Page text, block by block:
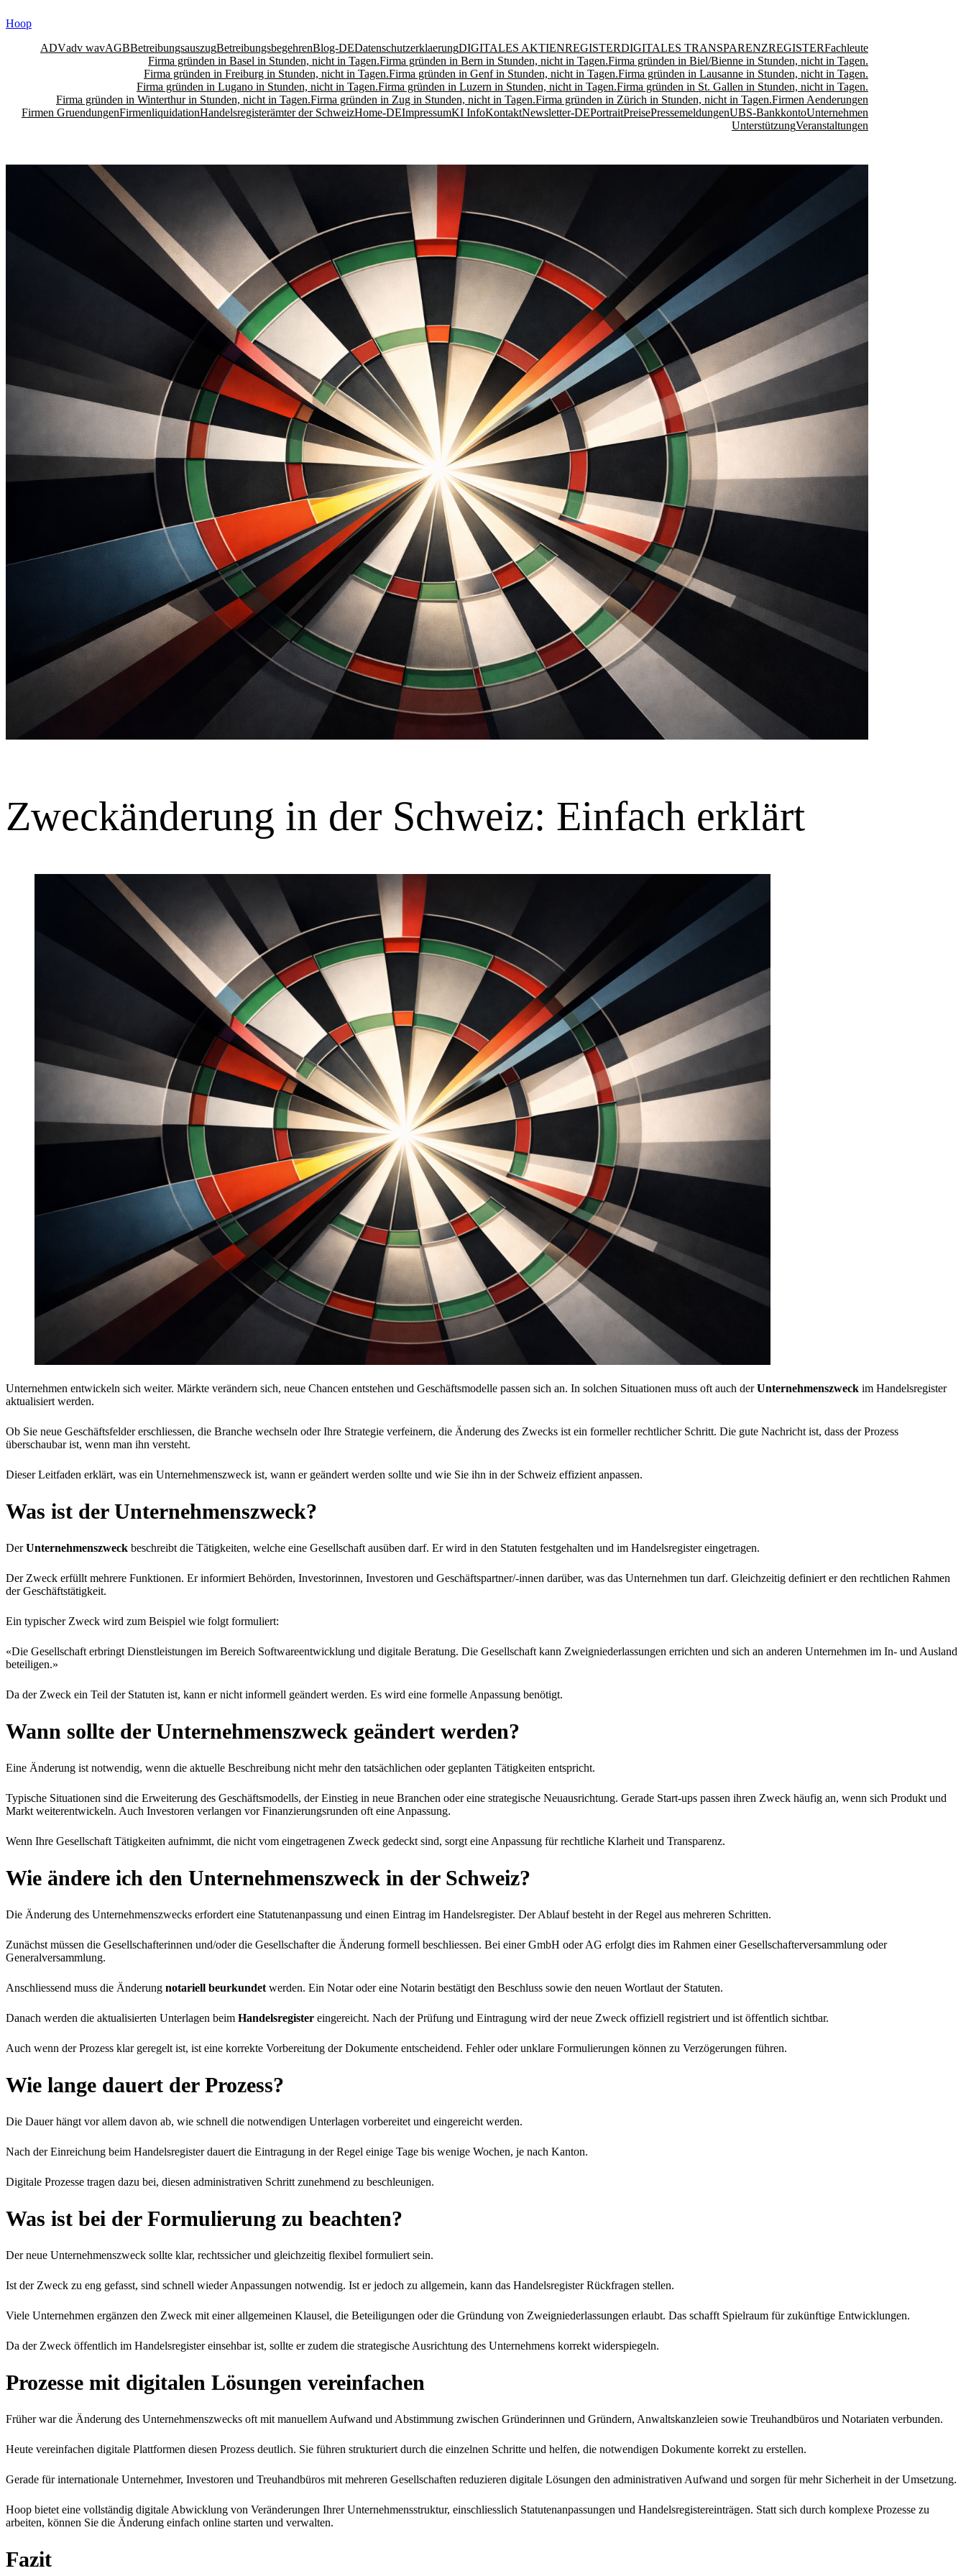
to
Hoop
ADVadv wavAGBBetreibungsauszugBetreibungsbegehrenBlog-DEDatenschutzerklaerungDIGITALES AKTIENREGISTERDIGITALES TRANSPARENZREGISTERFachleute
Firma gründen in Basel in Stunden, nicht in Tagen.Firma gründen in Bern in Stunden, nicht in Tagen.Firma gründen in Biel/Bienne in Stunden, nicht in Tagen.
Firma gründen in Freiburg in Stunden, nicht in Tagen.Firma gründen in Genf in Stunden, nicht in Tagen.Firma gründen in Lausanne in Stunden, nicht in Tagen.
Firma gründen in Lugano in Stunden, nicht in Tagen.Firma gründen in Luzern in Stunden, nicht in Tagen.Firma gründen in St. Gallen in Stunden, nicht in Tagen.
Firma gründen in Winterthur in Stunden, nicht in Tagen.Firma gründen in Zug in Stunden, nicht in Tagen.Firma gründen in Zürich in Stunden, nicht in Tagen.Firmen Aenderungen
Firmen GruendungenFirmenliquidationHandelsregisterämter der SchweizHome-DEImpressumKI InfoKontaktNewsletter-DEPortraitPreisePressemeldungenUBS-BankkontoUnternehmen
UnterstützungVeranstaltungen
Zweckänderung in der Schweiz: Einfach erklärt
Unternehmen entwickeln sich weiter. Märkte verändern sich, neue Chancen entstehen und Geschäftsmodelle passen sich an. In solchen Situationen muss oft auch derUnternehmenszweck im Handelsregister
aktualisiert werden.
Ob Sie neue Geschäftsfelder erschliessen, die Branche wechseln oder Ihre Strategie verfeinern, die Änderung des Zwecks ist ein formeller rechtlicher Schritt. Die gute Nachricht ist, dass der Prozess
überschaubar ist, wenn man ihn versteht.
Dieser Leitfaden erklärt, was ein Unternehmenszweck ist, wann er geändert werden sollte und wie Sie ihn in der Schweiz effizient anpassen.
Was ist der Unternehmenszweck?
DerUnternehmenszweck beschreibt die Tätigkeiten, welche eine Gesellschaft ausüben darf. Er wird in den Statuten festgehalten und im Handelsregister eingetragen.
Der Zweck erfüllt mehrere Funktionen. Er informiert Behörden, Investorinnen, Investoren und Geschäftspartner/-innen darüber, was das Unternehmen tun darf. Gleichzeitig definiert er den rechtlichen Rahmen
der Geschäftstätigkeit.
Ein typischer Zweck wird zum Beispiel wie folgt formuliert:
«Die Gesellschaft erbringt Dienstleistungen im Bereich Softwareentwicklung und digitale Beratung. Die Gesellschaft kann Zweigniederlassungen errichten und sich an anderen Unternehmen im In- und Ausland
beteiligen.»
Da der Zweck ein Teil der Statuten ist, kann er nicht informell geändert werden. Es wird eine formelle Anpassung benötigt.
Wann sollte der Unternehmenszweck geändert werden?
Eine Änderung ist notwendig, wenn die aktuelle Beschreibung nicht mehr den tatsächlichen oder geplanten Tätigkeiten entspricht.
Typische Situationen sind die Erweiterung des Geschäftsmodells, der Einstieg in neue Branchen oder eine strategische Neuausrichtung. Gerade Start-ups passen ihren Zweck häufig an, wenn sich Produkt und
Markt weiterentwickeln. Auch Investoren verlangen vor Finanzierungsrunden oft eine Anpassung.
Wenn Ihre Gesellschaft Tätigkeiten aufnimmt, die nicht vom eingetragenen Zweck gedeckt sind, sorgt eine Anpassung für rechtliche Klarheit und Transparenz.
Wie ändere ich den Unternehmenszweck in der Schweiz?
Die Änderung des Unternehmenszwecks erfordert eine Statutenanpassung und einen Eintrag im Handelsregister. Der Ablauf besteht in der Regel aus mehreren Schritten.
Zunächst müssen die Gesellschafterinnen und/oder die Gesellschafter die Änderung formell beschliessen. Bei einer GmbH oder AG erfolgt dies im Rahmen einer Gesellschafterversammlung oder
Generalversammlung.
Anschliessend muss die Änderung notariell beurkundet werden. Ein Notar oder eine Notarin bestätigt den Beschluss sowie den neuen Wortlaut der Statuten.
Danach werden die aktualisierten Unterlagen beim Handelsregister eingereicht. Nach der Prüfung und Eintragung wird der neue Zweck offiziell registriert und ist öffentlich sichtbar.
Auch wenn der Prozess klar geregelt ist, ist eine korrekte Vorbereitung der Dokumente entscheidend. Fehler oder unklare Formulierungen können zu Verzögerungen führen.
Wie lange dauert der Prozess?
Die Dauer hängt vor allem davon ab, wie schnell die notwendigen Unterlagen vorbereitet und eingereicht werden.
Nach der Einreichung beim Handelsregister dauert die Eintragung in der Regel einige Tage bis wenige Wochen, je nach Kanton.
Digitale Prozesse tragen dazu bei, diesen administrativen Schritt zunehmend zu beschleunigen.
Was ist bei der Formulierung zu beachten?
Der neue Unternehmenszweck sollte klar, rechtssicher und gleichzeitig flexibel formuliert sein.
Ist der Zweck zu eng gefasst, sind schnell wieder Anpassungen notwendig. Ist er jedoch zu allgemein, kann das Handelsregister Rückfragen stellen.
Viele Unternehmen ergänzen den Zweck mit einer allgemeinen Klausel, die Beteiligungen oder die Gründung von Zweigniederlassungen erlaubt. Das schafft Spielraum für zukünftige Entwicklungen.
Da der Zweck öffentlich im Handelsregister einsehbar ist, sollte er zudem die strategische Ausrichtung des Unternehmens korrekt widerspiegeln.
Prozesse mit digitalen Lösungen vereinfachen
Früher war die Änderung des Unternehmenszwecks oft mit manuellem Aufwand und Abstimmung zwischen Gründerinnen und Gründern, Anwaltskanzleien sowie Treuhandbüros und Notariaten verbunden.
Heute vereinfachen digitale Plattformen diesen Prozess deutlich. Sie führen strukturiert durch die einzelnen Schritte und helfen, die notwendigen Dokumente korrekt zu erstellen.
Gerade für internationale Unternehmer, Investoren und Treuhandbüros mit mehreren Gesellschaften reduzieren digitale Lösungen den administrativen Aufwand und sorgen für mehr Sicherheit in der Umsetzung.
Hoop bietet eine vollständig digitale Abwicklung von Veränderungen Ihrer Unternehmensstruktur, einschliesslich Statutenanpassungen und Handelsregistereinträgen. Statt sich durch komplexe Prozesse zu
arbeiten, können Sie die Änderung einfach online starten und verwalten.
Fazit